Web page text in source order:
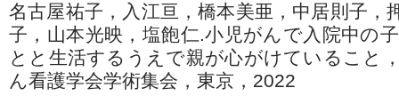
名古屋祐子，入江亘，橋本美亜，中居則子，
子，山本光映，塩飽仁.小児がんで入院中の
とと生活するうえで親が心がけていること
ん看護学会学術集会，東京，2022